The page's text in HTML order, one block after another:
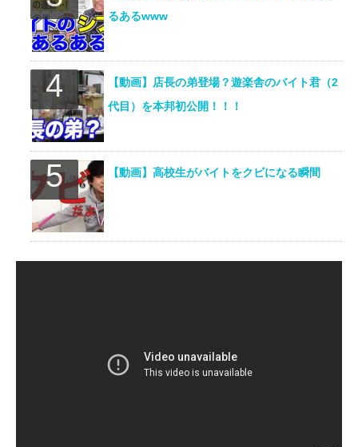
るあるwww
【動画】店長の弟登場？遊楽舎のバイト君（2
代目）を本邦初公開！！！
【動画】高校生がバイトをクビになる瞬間